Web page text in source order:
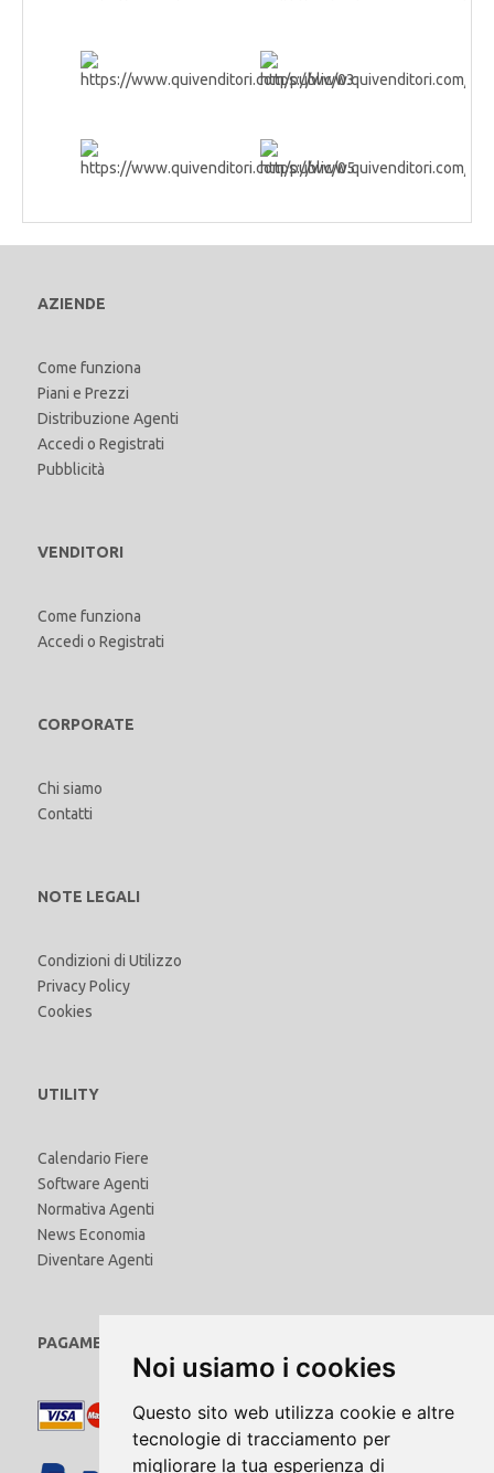
Noi usiamo i cookies
Questo sito web utilizza cookie e altre
tecnologie di tracciamento per
migliorare la tua esperienza di
AZIENDE
Come funziona
Piani e Prezzi
Distribuzione Agenti
Accedi o Registrati
Pubblicità
VENDITORI
Come funziona
Accedi o Registrati
CORPORATE
Chi siamo
Contatti
NOTE LEGALI
Condizioni di Utilizzo
Privacy Policy
Cookies
UTILITY
Calendario Fiere
Software Agenti
Normativa Agenti
News Economia
Diventare Agenti
PAGAMENTI